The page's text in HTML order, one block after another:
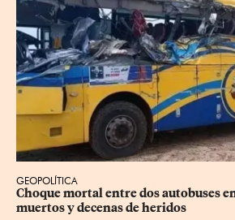
GEOPOLÍTICA
Choque mortal entre dos autobuses
muertos y decenas de heridos